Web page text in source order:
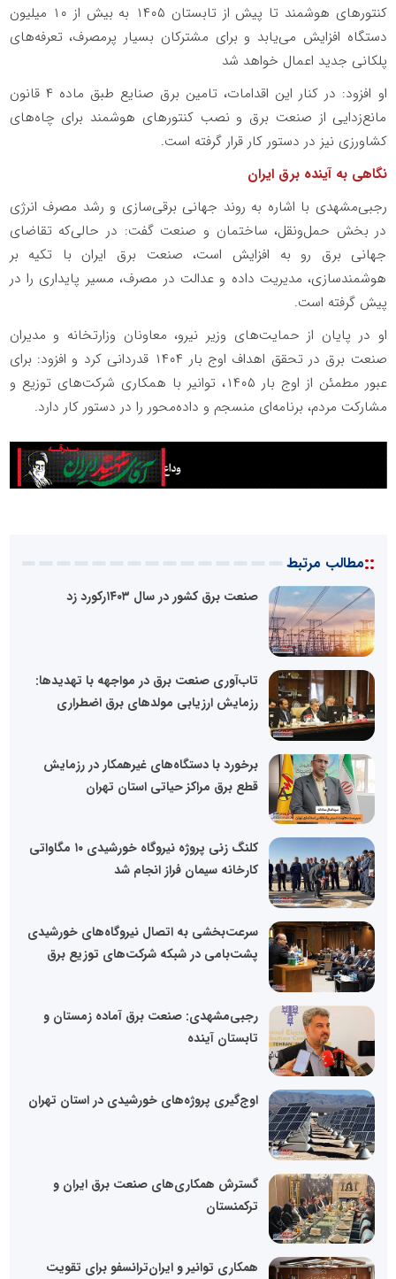
کنتورهای هوشمند تا پیش از تابستان ۱۴۰۵ به بیش از ۱۰ میلیون
دستگاه افزایش می‌یابد و برای مشترکان بسیار پرمصرف، تعرفه‌های
پلکانی جدید اعمال خواهد شد
او افزود: در کنار این اقدامات، تامین برق صنایع طبق ماده ۴ قانون
مانع‌زدایی از صنعت برق و نصب کنتورهای هوشمند برای چاه‌های
کشاورزی نیز در دستور کار قرار گرفته است.
نگاهی به آینده برق ایران
رجبی‌مشهدی با اشاره به روند جهانی برقی‌سازی و رشد مصرف انرژی
در بخش حمل‌ونقل، ساختمان و صنعت گفت: در حالی‌که تقاضای
جهانی برق رو به افزایش است، صنعت برق ایران با تکیه بر
هوشمندسازی، مدیریت داده و عدالت در مصرف، مسیر پایداری را در
پیش گرفته است.
او در پایان از حمایت‌های وزیر نیرو، معاونان وزارتخانه و مدیران
صنعت برق در تحقق اهداف اوج بار ۱۴۰۴ قدردانی کرد و افزود: برای
عبور مطمئن از اوج بار ۱۴۰۵، توانیر با همکاری شرکت‌های توزیع و
مشارکت مردم، برنامه‌ای منسجم و داده‌محور را در دستور کار دارد.
::مطالب مرتبط
صنعت برق کشور در سال ۱۴۰۳رکورد زد
تاب‌آوری صنعت برق در مواجهه با تهدیدها:
رزمایش ارزیابی مولدهای برق اضطراری
برخورد با دستگاه‌های غیرهمکار در رزمایش
قطع برق مراکز حیاتی استان تهران
کلنگ زنی پروژه نیروگاه خورشیدی ۱۰ مگاواتی
کارخانه سیمان فراز انجام شد
سرعت‌بخشی به اتصال نیروگاه‌های خورشیدی
پشت‌بامی در شبکه شرکت‌های توزیع برق
رجبی‌مشهدی: صنعت برق آماده زمستان و
تابستان آینده
اوج‌گیری پروژه‌های خورشیدی در استان تهران
گسترش همکاری‌های صنعت برق ایران و
ترکمنستان
همکاری توانیر و ایران‌ترانسفو برای تقویت